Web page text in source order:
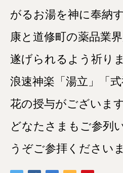
がるお湯を神に奉納
康と道修町の薬品業
遂げられるよう祈り
浪速神楽「湯立」「
花の授与がございま
どなたさまもご参列
うぞご参拝ください